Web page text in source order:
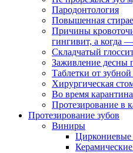
Пародонтология
Повышенная
Причины
гингивит, а когда
Складчатый
Заживление десны
Таблетки от
Хирургическая
Во время
Протезирование в
Протезирование зубов
Виниры